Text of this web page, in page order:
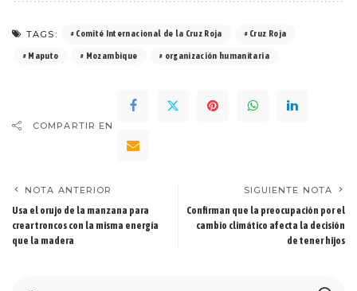
TAGS: Comité Internacional de la Cruz Roja Cruz Roja
Maputo Mozambique organización humanitaria
COMPARTIR EN
NOTA ANTERIOR
Usa el orujo de la manzana para
crear troncos con la misma energía
que la madera
SIGUIENTE NOTA
Confirman que la preocupación por el
cambio climático afecta la decisión
de tener hijos